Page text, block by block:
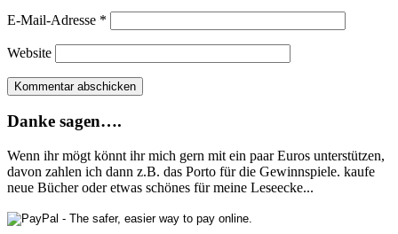
E-Mail-Adresse *
Website
Danke sagen….
Wenn ihr mögt könnt ihr mich gern mit ein paar Euros unterstützen,
davon zahlen ich dann z.B. das Porto für die Gewinnspiele. kaufe
neue Bücher oder etwas schönes für meine Leseecke...